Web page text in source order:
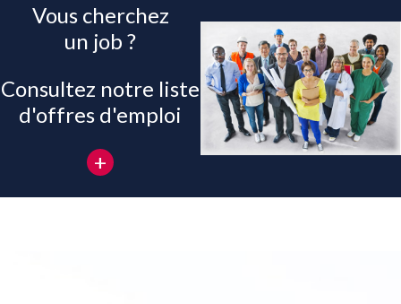
Vous cherchez
un job ?
Consultez notre liste
d'offres d'emploi
+